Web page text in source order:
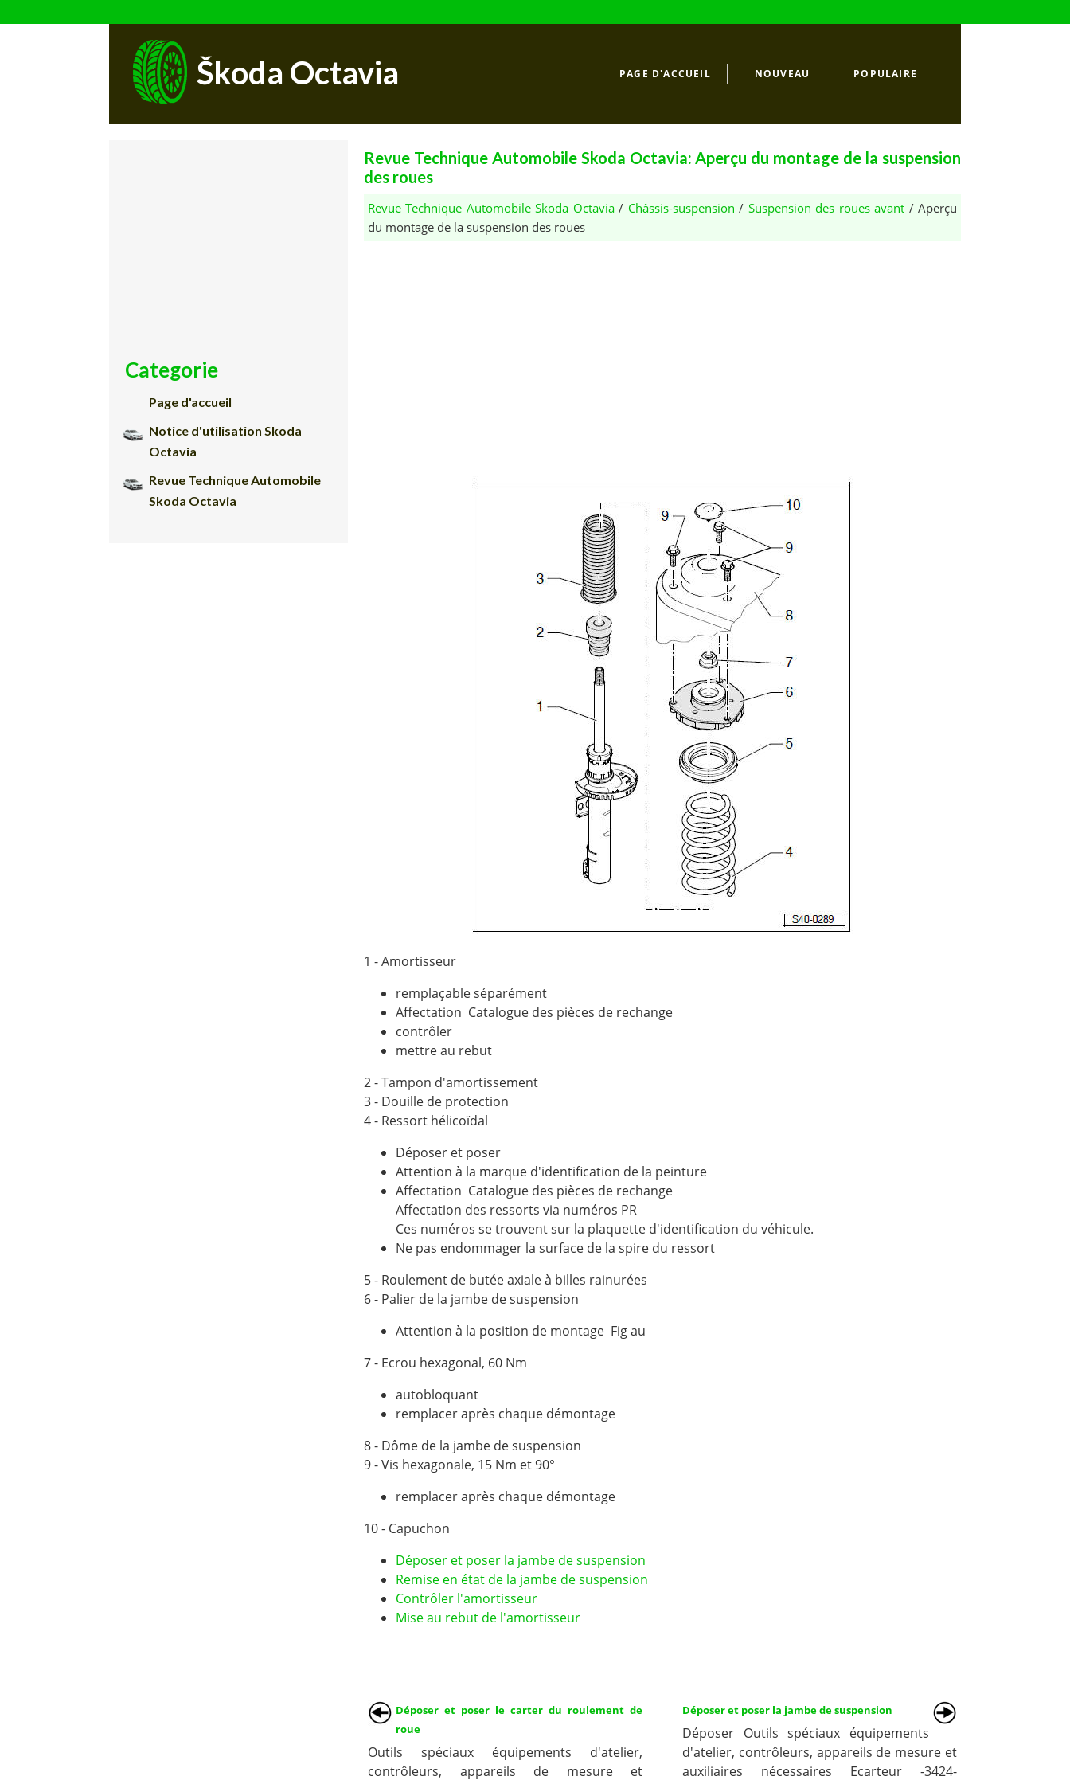
Škoda Octavia PAGE D'ACCUEIL NOUVEAU POPULAIRE
Revue Technique Automobile Skoda Octavia: Aperçu du montage de la suspension
des roues
Revue Technique Automobile Skoda Octavia/ Châssis-suspension / Suspension des roues avant / Aperçu
du montage de la suspension des roues
1 - Amortisseur
remplaçable séparément
Affectation Catalogue des pièces de rechange
contrôler
mettre au rebut
2 - Tampon d'amortissement
3 - Douille de protection
4 - Ressort hélicoïdal
Déposer et poser
Attention à la marque d'identification de la peinture
Affectation Catalogue des pièces de rechange
Affectation des ressorts via numéros PR
Ces numéros se trouvent sur la plaquette d'identification du véhicule.
Ne pas endommager la surface de la spire du ressort
5 - Roulement de butée axiale à billes rainurées
6 - Palier de la jambe de suspension
Attention à la position de montage Fig au
7 - Ecrou hexagonal, 60 Nm
autobloquant
remplacer après chaque démontage
8 - Dôme de la jambe de suspension
9 - Vis hexagonale, 15 Nm et 90°
remplacer après chaque démontage
10 - Capuchon
Déposer et poser la jambe de suspension
Remise en état de la jambe de suspension
Contrôler l'amortisseur
Mise au rebut de l'amortisseur
Déposer et poser le carter du roulement de
roue
Outils spéciaux équipements d'atelier,
contrôleurs, appareils de mesure et
Déposer et poser la jambe de suspension
Déposer Outils spéciaux équipements
d'atelier, contrôleurs, appareils de mesure et
auxiliaires nécessaires Ecarteur -3424-
Categorie
Page d'accueil
Notice d'utilisation Skoda
Octavia
Revue Technique Automobile
Skoda Octavia